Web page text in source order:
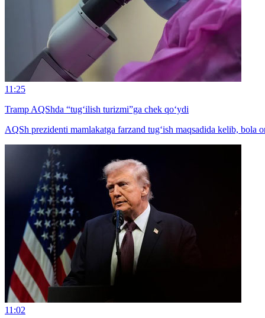
11:25
Tramp AQShda “tug‘ilish turizmi”ga chek qo‘ydi
AQSh prezidenti mamlakatga farzand tug‘ish maqsadida kelib,
11:02